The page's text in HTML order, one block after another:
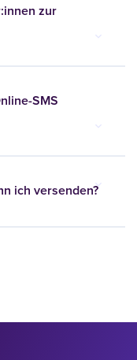
zur
SMS
ich versenden?